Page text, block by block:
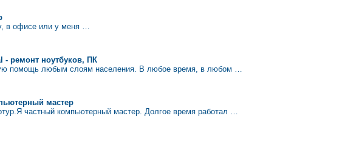
в офисе или у меня …
- ремонт ноутбуков, ПК
помощь любым слоям населения. В любое время, в любом …
мастер
частный компьютерный мастер. Долгое время работал …